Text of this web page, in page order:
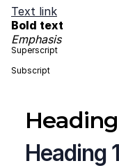
Text link
Bold text
Emphasis
Superscript
Subscript
Heading
Heading 1